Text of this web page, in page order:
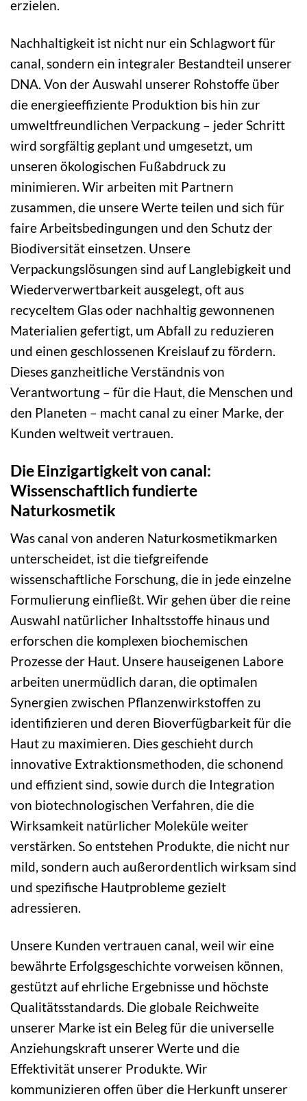
erzielen.
Nachhaltigkeit ist nicht nur ein Schlagwort für
canal, sondern ein integraler Bestandteil unserer
DNA. Von der Auswahl unserer Rohstoffe über
die energieeffiziente Produktion bis hin zur
umweltfreundlichen Verpackung – jeder Schritt
wird sorgfältig geplant und umgesetzt, um
unseren ökologischen Fußabdruck zu
minimieren. Wir arbeiten mit Partnern
zusammen, die unsere Werte teilen und sich für
faire Arbeitsbedingungen und den Schutz der
Biodiversität einsetzen. Unsere
Verpackungslösungen sind auf Langlebigkeit und
Wiederverwertbarkeit ausgelegt, oft aus
recyceltem Glas oder nachhaltig gewonnenen
Materialien gefertigt, um Abfall zu reduzieren
und einen geschlossenen Kreislauf zu fördern.
Dieses ganzheitliche Verständnis von
Verantwortung – für die Haut, die Menschen und
den Planeten – macht canal zu einer Marke, der
Kunden weltweit vertrauen.
Die Einzigartigkeit von canal:
Wissenschaftlich fundierte
Naturkosmetik
Was canal von anderen Naturkosmetikmarken
unterscheidet, ist die tiefgreifende
wissenschaftliche Forschung, die in jede einzelne
Formulierung einfließt. Wir gehen über die reine
Auswahl natürlicher Inhaltsstoffe hinaus und
erforschen die komplexen biochemischen
Prozesse der Haut. Unsere hauseigenen Labore
arbeiten unermüdlich daran, die optimalen
Synergien zwischen Pflanzenwirkstoffen zu
identifizieren und deren Bioverfügbarkeit für die
Haut zu maximieren. Dies geschieht durch
innovative Extraktionsmethoden, die schonend
und effizient sind, sowie durch die Integration
von biotechnologischen Verfahren, die die
Wirksamkeit natürlicher Moleküle weiter
verstärken. So entstehen Produkte, die nicht nur
mild, sondern auch außerordentlich wirksam sind
und spezifische Hautprobleme gezielt
adressieren.
Unsere Kunden vertrauen canal, weil wir eine
bewährte Erfolgsgeschichte vorweisen können,
gestützt auf ehrliche Ergebnisse und höchste
Qualitätsstandards. Die globale Reichweite
unserer Marke ist ein Beleg für die universelle
Anziehungskraft unserer Werte und die
Effektivität unserer Produkte. Wir
kommunizieren offen über die Herkunft unserer